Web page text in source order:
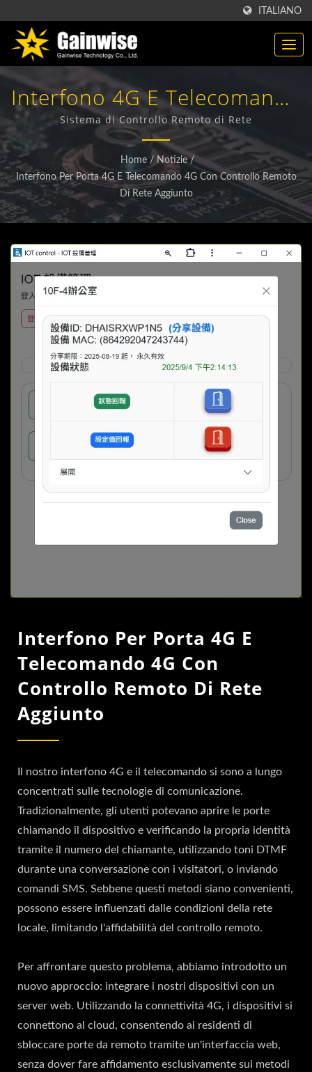
ITALIANO
Interfono 4G E Telecomando
4G Con Controllo Remoto Di
Rete Aggiunto | Produttore
Di Prodotti Wireless 4G / 5G
| Gainwise Technology Co.,
Ltd.
Sistema di Controllo Remoto di Rete
Home / Notizie /
Interfono Per Porta 4G E Telecomando 4G Con Controllo Remoto
Di Rete Aggiunto
Interfono Per Porta 4G E
Telecomando 4G Con
Controllo Remoto Di Rete
Aggiunto
Il nostro interfono 4G e il telecomando si sono a lungo
concentrati sulle tecnologie di comunicazione.
Tradizionalmente, gli utenti potevano aprire le porte
chiamando il dispositivo e verificando la propria identità
tramite il numero del chiamante, utilizzando toni DTMF
durante una conversazione con i visitatori, o inviando
comandi SMS. Sebbene questi metodi siano convenienti,
possono essere influenzati dalle condizioni della rete
locale, limitando l'affidabilità del controllo remoto.
Per affrontare questo problema, abbiamo introdotto un
nuovo approccio: integrare i nostri dispositivi con un
server web. Utilizzando la connettività 4G, i dispositivi si
connettono al cloud, consentendo ai residenti di
sbloccare porte da remoto tramite un'interfaccia web,
senza dover fare affidamento esclusivamente sui metodi